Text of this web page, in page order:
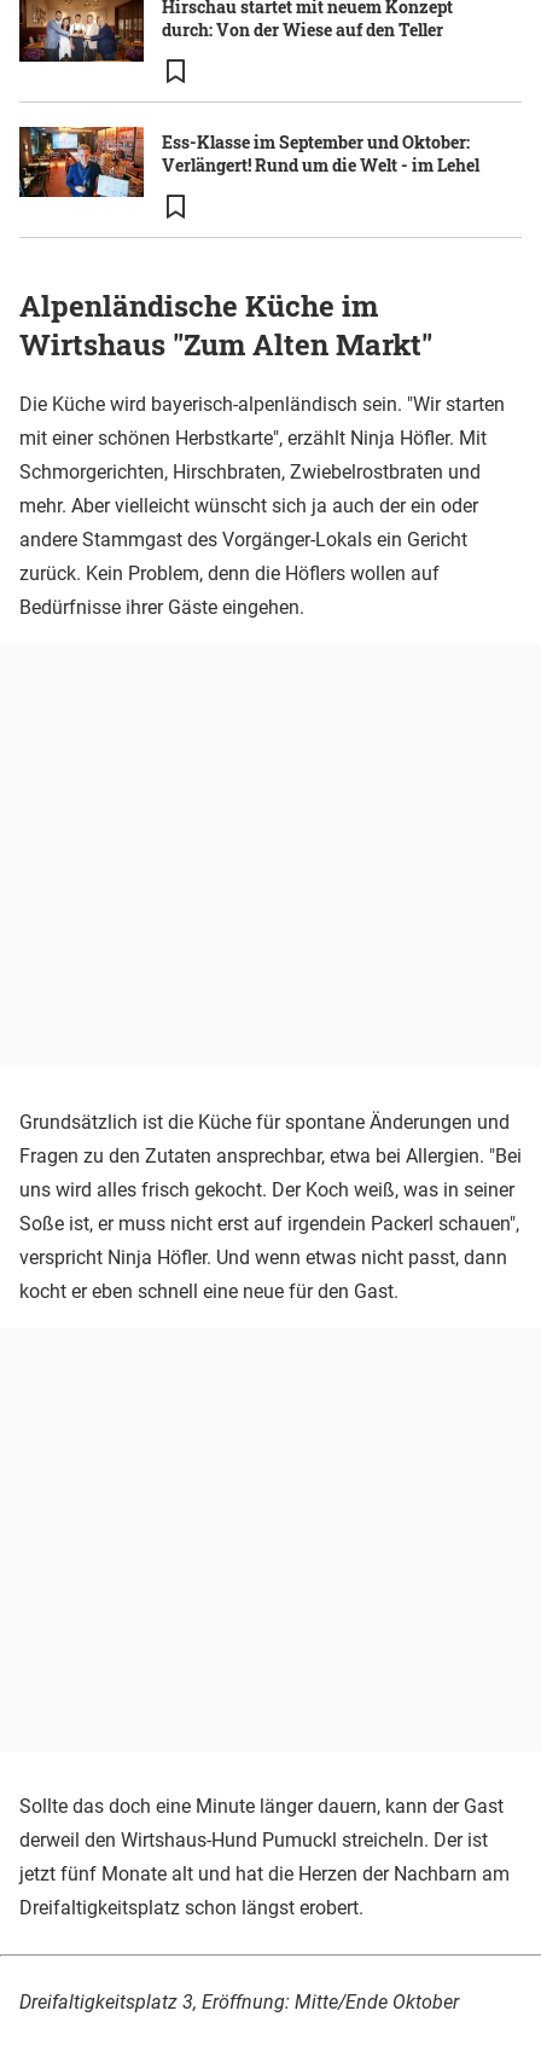
Hirschau startet mit neuem Konzept
durch: Von der Wiese auf den Teller
Ess-Klasse im September und Oktober:
Verlängert! Rund um die Welt - im Lehel
Alpenländische Küche im
Wirtshaus "Zum Alten Markt"
Die Küche wird bayerisch-alpenländisch sein. "Wir starten
mit einer schönen Herbstkarte", erzählt Ninja Höfler. Mit
Schmorgerichten, Hirschbraten, Zwiebelrostbraten und
mehr. Aber vielleicht wünscht sich ja auch der ein oder
andere Stammgast des Vorgänger-Lokals ein Gericht
zurück. Kein Problem, denn die Höflers wollen auf
Bedürfnisse ihrer Gäste eingehen.
Grundsätzlich ist die Küche für spontane Änderungen und
Fragen zu den Zutaten ansprechbar, etwa bei Allergien. "Bei
uns wird alles frisch gekocht. Der Koch weiß, was in seiner
Soße ist, er muss nicht erst auf irgendein Packerl schauen",
verspricht Ninja Höfler. Und wenn etwas nicht passt, dann
kocht er eben schnell eine neue für den Gast.
Sollte das doch eine Minute länger dauern, kann der Gast
derweil den Wirtshaus-Hund Pumuckl streicheln. Der ist
jetzt fünf Monate alt und hat die Herzen der Nachbarn am
Dreifaltigkeitsplatz schon längst erobert.
Dreifaltigkeitsplatz 3, Eröffnung: Mitte/Ende Oktober